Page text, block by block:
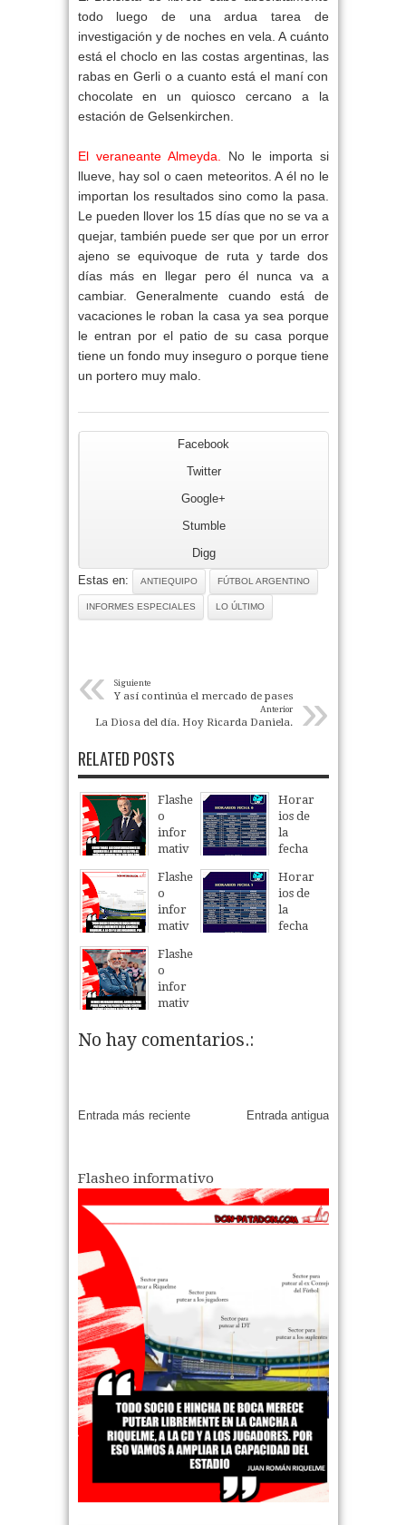
todo luego de una ardua tarea de
investigación y de noches en vela. A cuánto
está el choclo en las costas argentinas, las
rabas en Gerli o a cuanto está el maní con
chocolate en un quiosco cercano a la
estación de Gelsenkirchen.
El veraneante Almeyda. No le importa si
llueve, hay sol o caen meteoritos. A él no le
importan los resultados sino como la pasa.
Le pueden llover los 15 días que no se va a
quejar, también puede ser que por un error
ajeno se equivoque de ruta y tarde dos
días más en llegar pero él nunca va a
cambiar. Generalmente cuando está de
vacaciones le roban la casa ya sea porque
le entran por el patio de su casa porque
tiene un fondo muy inseguro o porque tiene
un portero muy malo.
Facebook
Twitter
Google+
Stumble
Digg
Estas en:
ANTIEQUIPO FÚTBOL ARGENTINO
INFORMES ESPECIALES LO ÚLTIMO
« Siguiente
Y así continúa el mercado de pases »
Anterior
La Diosa del día. Hoy Ricarda Daniela.
RELATED POSTS
Flashe
o
infor
mativ
05 Aug 2026
Horar
ios de
la
fecha
Torne
o
Clausu
ra
Flashe
o
infor
mativ
06 Aug 2026
Horar
ios de
la
fecha
05 Aug 2026
Flashe
o
infor
mativ
04 Aug 2026
No hay comentarios.:
Entrada más reciente Entrada antigua
Flasheo informativo